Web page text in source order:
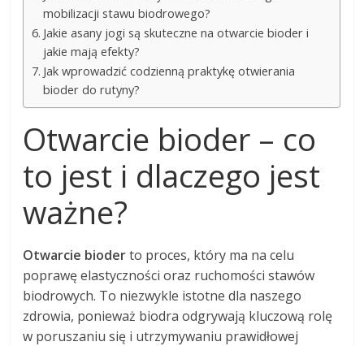
mobilizacji stawu biodrowego?
Jakie asany jogi są skuteczne na otwarcie bioder i
jakie mają efekty?
Jak wprowadzić codzienną praktykę otwierania
bioder do rutyny?
Otwarcie bioder – co
to jest i dlaczego jest
ważne?
Otwarcie bioderto proces, który ma na celu
poprawę elastyczności oraz ruchomości stawów
biodrowych. To niezwykle istotne dla naszego
zdrowia, ponieważ biodra odgrywają kluczową rolę
w poruszaniu się i utrzymywaniu prawidłowej